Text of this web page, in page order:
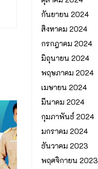
กันยายน 2024
สิงหาคม 2024
กรกฎาคม 2024
มิถุนายน 2024
พฤษภาคม 2024
เมษายน 2024
มีนาคม 2024
กุมภาพันธ์ 2024
มกราคม 2024
ธันวาคม 2023
พฤศจิกายน 2023